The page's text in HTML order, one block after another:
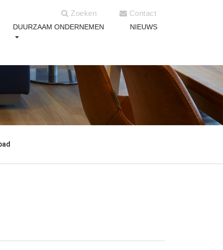
Zoeken Contact
DUURZAAM ONDERNEMEN NIEUWS